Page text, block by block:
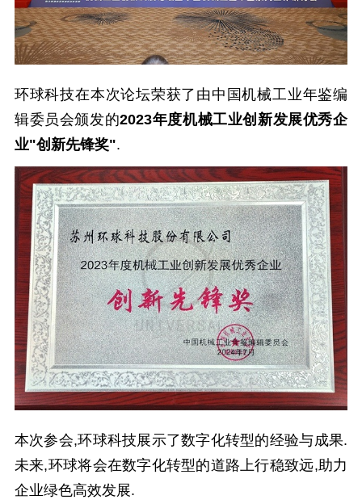
环球科技在本次论坛荣获了由中国机械工业年鉴编
辑委员会颁发的2023年度机械工业创新发展优秀企
业"创新先锋奖".
本次参会,环球科技展示了数字化转型的经验与成果.
未来,环球将会在数字化转型的道路上行稳致远,助力
企业绿色高效发展.